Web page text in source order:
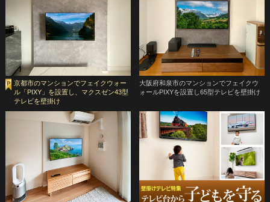
京都市のマンションでフェイクウォー
ル「PIXY」を設置し、マクスゼン43型
テレビを壁掛け
大阪府和泉市のマンションでフェイクウ
ォールPIXYを設置し65型テレビを壁掛け